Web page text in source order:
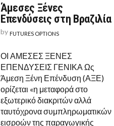
Άμεσες Ξένες
Επενδύσεις στη Βραζιλία
by FUTURES OPTIONS
ΟΙ ΑΜΕΣΕΣ ΞΕΝΕΣ
ΕΠΕΝΔΥΣΕΙΣ ΓΕΝΙΚΑ Ως
Άμεση Ξένη Επένδυση (ΑΞΕ)
ορίζεται «η μεταφορά στο
εξωτερικό διακριτών αλλά
ταυτόχρονα συμπληρωματικών
εισροών της παραγωγικής